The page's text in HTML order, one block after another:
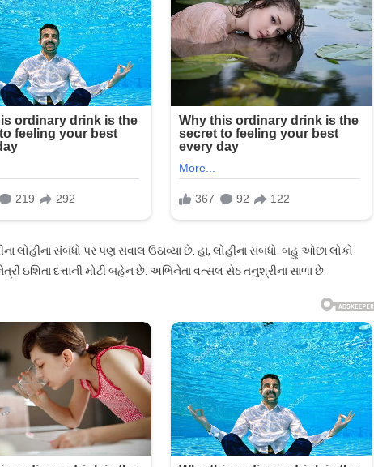
લોહીના સંબંધો પર પણ સવાલ ઉઠાવ્યા છે. હા, લોહીના સંબંધો. બહુ ઓછા લોકો
ઇશિતા દત્તાની મોટી બહેન છે. અભિનેતા વત્સલ સેઠ તનુશ્રીના સાળા છે.